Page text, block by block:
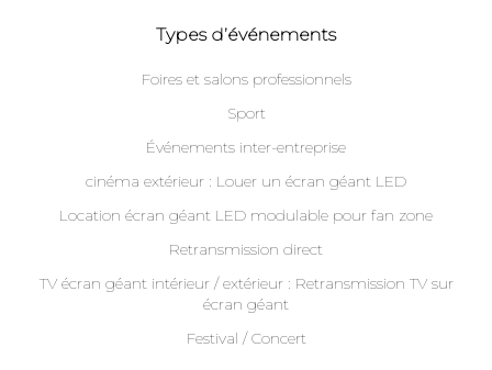
Types d’événements
Foires et salons professionnels
Sport
Événements inter-entreprise
cinéma extérieur : Louer un écran géant LED
Location écran géant LED modulable pour fan zone
Retransmission direct
TV écran géant intérieur / extérieur : Retransmission TV sur
écran géant
Festival / Concert